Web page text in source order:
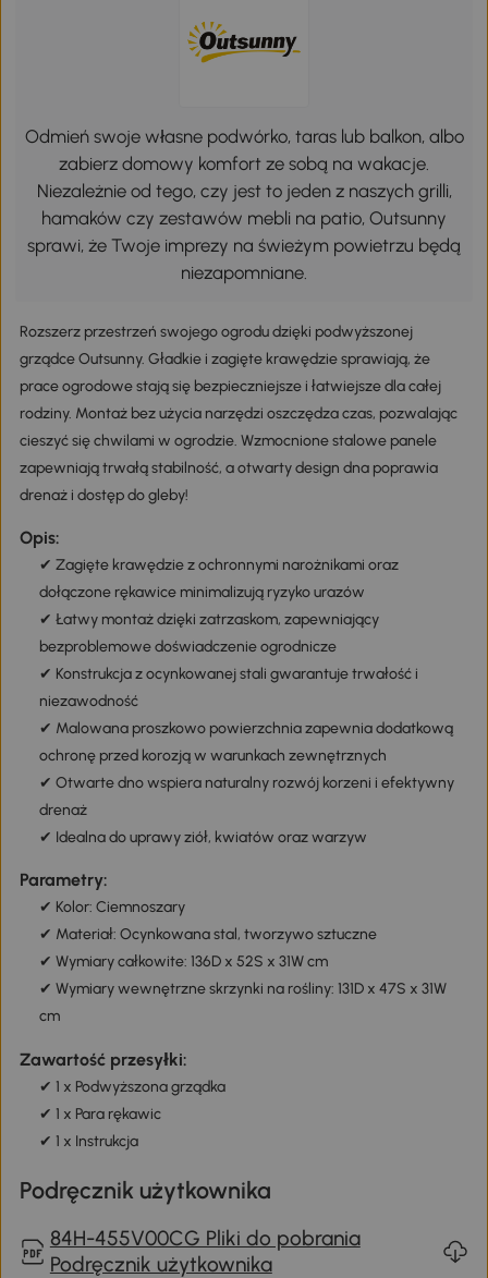
Odmień swoje własne podwórko, taras lub balkon, albo
zabierz domowy komfort ze sobą na wakacje.
Niezależnie od tego, czy jest to jeden z naszych grilli,
hamaków czy zestawów mebli na patio, Outsunny
sprawi, że Twoje imprezy na świeżym powietrzu będą
niezapomniane.
Rozszerz przestrzeń swojego ogrodu dzięki podwyższonej
grządce Outsunny. Gładkie i zagięte krawędzie sprawiają, że
prace ogrodowe stają się bezpieczniejsze i łatwiejsze dla całej
rodziny. Montaż bez użycia narzędzi oszczędza czas, pozwalając
cieszyć się chwilami w ogrodzie. Wzmocnione stalowe panele
zapewniają trwałą stabilność, a otwarty design dna poprawia
drenaż i dostęp do gleby!
Opis:
✔ Zagięte krawędzie z ochronnymi narożnikami oraz
dołączone rękawice minimalizują ryzyko urazów
✔ Łatwy montaż dzięki zatrzaskom, zapewniający
bezproblemowe doświadczenie ogrodnicze
✔ Konstrukcja z ocynkowanej stali gwarantuje trwałość i
niezawodność
✔ Malowana proszkowo powierzchnia zapewnia dodatkową
ochronę przed korozją w warunkach zewnętrznych
✔ Otwarte dno wspiera naturalny rozwój korzeni i efektywny
drenaż
✔ Idealna do uprawy ziół, kwiatów oraz warzyw
Parametry:
✔ Kolor: Ciemnoszary
✔ Materiał: Ocynkowana stal, tworzywo sztuczne
✔ Wymiary całkowite: 136D x 52S x 31W cm
✔ Wymiary wewnętrzne skrzynki na rośliny: 131D x 47S x 31W
cm
Zawartość przesyłki:
✔ 1 x Podwyższona grządka
✔ 1 x Para rękawic
✔ 1 x Instrukcja
Podręcznik użytkownika
84H-455V00CG Pliki do pobrania
Podręcznik użytkownika